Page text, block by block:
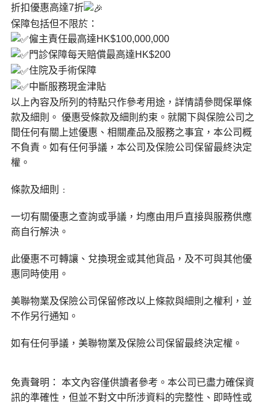
折扣優惠高達7折
保障包括但不限於：
僱主責任最高達HK$100,000,000
門診保障每天賠償最高達HK$200
住院及手術保障
中斷服務現金津貼
以上內容及所列的特點只作參考用途，詳情請參閱保單條
款及細則。 優惠受條款及細則約束。就閣下與保險公司之
間任何有關上述優惠、相關產品及服務之事宜，本公司概
不負責。如有任何爭議，本公司及保險公司保留最終決定
權。
條款及細則﹕
一切有關優惠之查詢或爭議，均應由用戶直接與服務供應
商自行解決。
此優惠不可轉讓、兌換現金或其他貨品，及不可與其他優
惠同時使用。
美聯物業及保險公司保留修改以上條款與細則之權利，並
不作另行通知。
如有任何爭議，美聯物業及保險公司保留最終決定權。
免責聲明： 本文內容僅供讀者參考。本公司已盡力確保資
訊的準確性，但並不對文中所涉資料的完整性、即時性或